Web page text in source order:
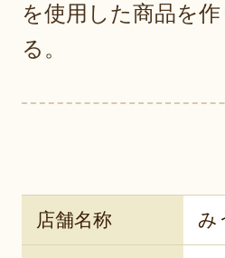
を使用した商品を
る。
店舗名称 み